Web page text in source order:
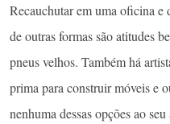
Recauchutar em uma oficina e
de outras formas são atitudes
pneus velhos. Também há
prima para construir móveis e
nenhuma dessas opções ao